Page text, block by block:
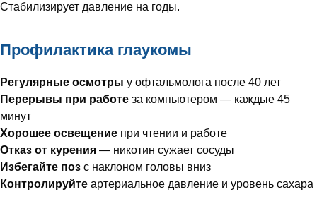
Стабилизирует давление на годы.
Профилактика глаукомы
Регулярные осмотры у офтальмолога после 40 лет
Перерывы при работе за компьютером — каждые 45
минут
Хорошее освещение при чтении и работе
Отказ от курения — никотин сужает сосуды
Избегайте поз с наклоном головы вниз
Контролируйте артериальное давление и уровень сахара